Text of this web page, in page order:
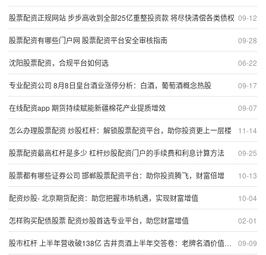
09-12
股票配资正规网站 步步高收到全部25亿重整投资款 将尽快清偿各类债权
09-28
股票配资有哪些门户网 股票配资平台安全审核指南
06-22
沈阳股票配资，合规平台如何选
09-17
专业配资公司 8月8日皇台酒业涨停分析：白酒，葡萄酒概念热股
09-07
在线配资app 期货持续赋能新疆棉花产业提质增效
11-14
怎么办理股票配资 炒股杠杆：解锁股票配资平台，助你投资更上一层楼
09-25
股票配资最高杠杆是多少 杠杆炒股配资门户的手续费和利息计算方法
10-13
股票都有哪些证券公司 邯郸股票配资平台：助你投资腾飞，财富倍增
10-04
配资炒股- 北京期货配资：助您把握市场机遇，实现财富增值
02-01
怎样购买配债股票 配资炒股首选专业平台，助您财富增值
09-09
股市杠杆 上半年营收破138亿 古井贡酒上半年交答卷：老牌名酒价值凸显